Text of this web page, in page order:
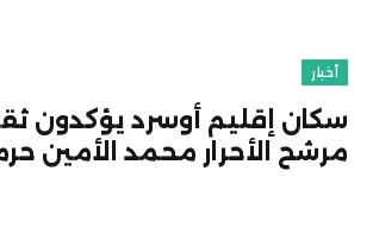
أخبار
سكان إقليم أوسرد يؤكدون
مرشح الأحرار محمد الأمين